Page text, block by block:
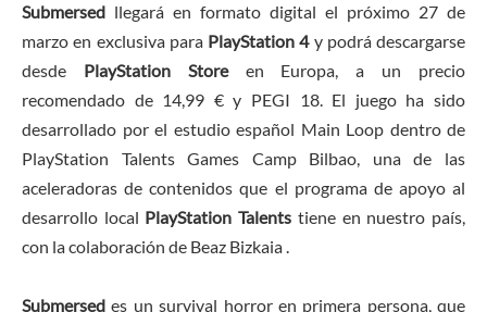
Submersed llegará en formato digital el próximo 27 de
marzo en exclusiva para PlayStation 4y podrá descargarse
desde PlayStation Storeen Europa, a un precio
recomendado de 14,99 € y PEGI 18. El juego ha sido
desarrollado por el estudio español Main Loop dentro de
PlayStation Talents Games Camp Bilbao, una de las
aceleradoras de contenidos que el programa de apoyo al
desarrollo local PlayStation Talents tiene en nuestro país,
con la colaboración de Beaz Bizkaia .
Submersedes un survival horror en primera persona, que